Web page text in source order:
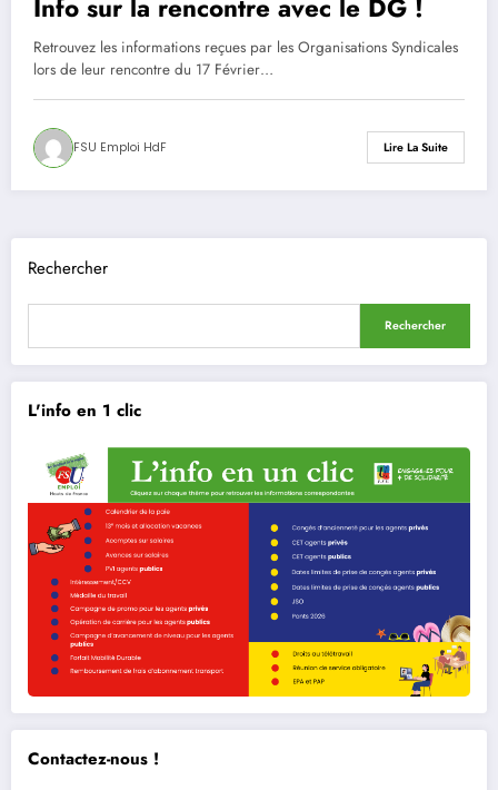
Info sur la rencontre avec le DG !
Retrouvez les informations reçues par les Organisations Syndicales
lors de leur rencontre du 17 Février…
FSU Emploi HdF Lire La Suite
Rechercher
Rechercher
L'info en 1 clic
Contactez-nous !